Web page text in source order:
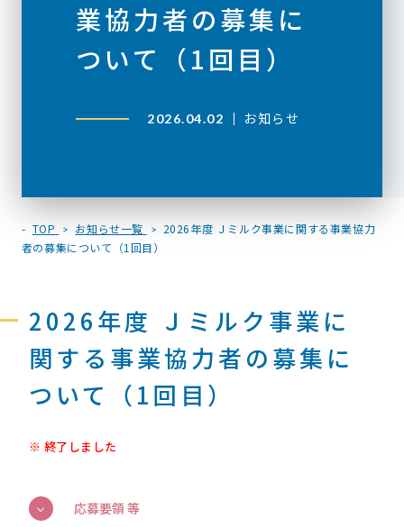
業協力者の募集に
ついて（1回目）
2026.04.02 お知らせ
TOP お知らせ一覧
2026年度 Ｊミルク事業に関する事業協力
者の募集について（1回目）
2026年度 Ｊミルク事業に
関する事業協力者の募集に
ついて（1回目）
※ 終了しました
応募要領 等